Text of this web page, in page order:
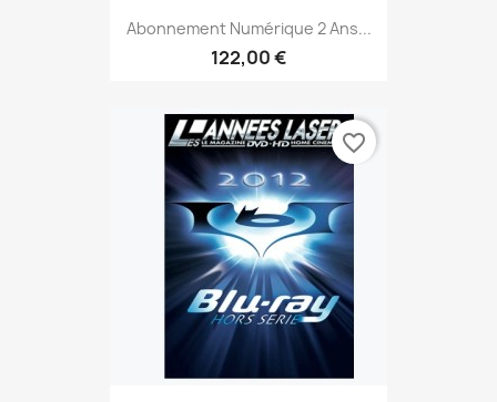
Abonnement Numérique 2 Ans...
122,00 €
favorite_border